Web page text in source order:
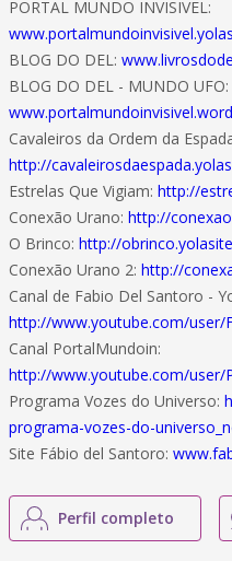
PORTAL MUNDO INVISIVEL:
BLOG DO DEL:
BLOG DO DEL - MUNDO UFO:
Cavaleiros da Ordem da
http://
Estrelas Que Vigiam: http://
Conexão Urano: http://
O Brinco: http://
Conexão Urano 2: http://
Canal de Fabio Del Santoro -
http://www.youtube.com/user/
Canal PortalMundoin:
http://www.youtube.com/user/
Programa Vozes do Universo:
programa-vozes-do-
Site Fábio del Santoro:
Perfil completo